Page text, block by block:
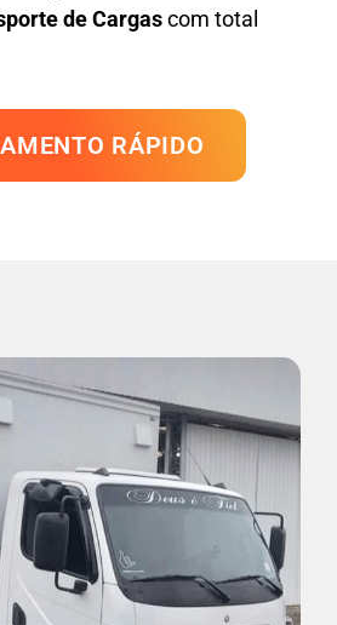
de Cargascom total
RÁPIDO